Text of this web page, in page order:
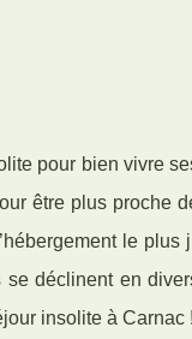
pour bien vivre
être plus proche
le
déclinent en
insolite à Carnac !